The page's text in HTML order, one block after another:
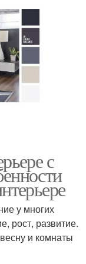
с
у многих
рост, развитие.
и комнаты